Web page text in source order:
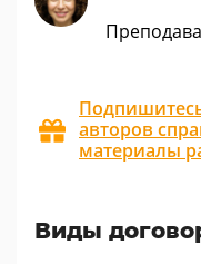
авторов
материалы
Виды